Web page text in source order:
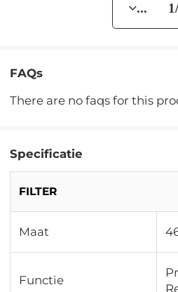
... 1/
FAQs
There are no faqs for this
Specificatie
FILTER
Maat
Functie